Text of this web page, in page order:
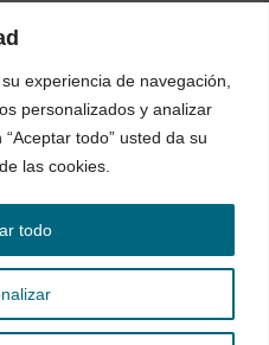
experiencia de navegación,
personalizados y analizar
todo” usted da su
las cookies.
todo
205 201 | email:
·Política de Cookies·Portal
Canal de denuncias
YouTubeLinkedIn